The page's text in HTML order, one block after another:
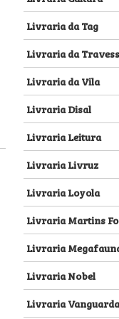
Livraria da Tag
Livraria da
Livraria da Vila
Livraria Disal
Livraria Leitura
Livraria Livruz
Livraria Loyola
Livraria Martins
Livraria
Livraria Nobel
Livraria Vanguarda